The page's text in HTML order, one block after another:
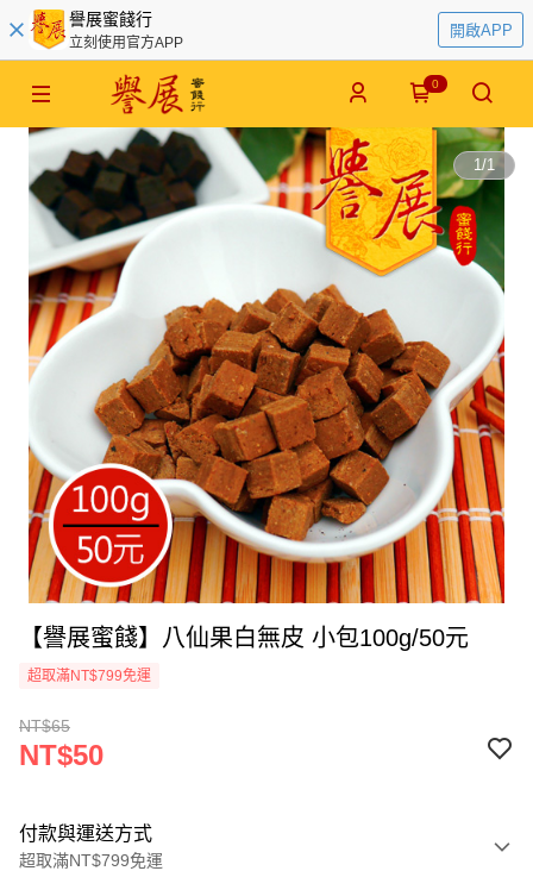
譽展蜜餞行
立刻使用官方APP
開啟APP
0
1/1
【譽展蜜餞】八仙果白無皮 小包100g/50元
超取滿NT$799免運
NT$65
NT$50
付款與運送方式
超取滿NT$799免運